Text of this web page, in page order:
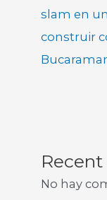
slam en
construir
No hay